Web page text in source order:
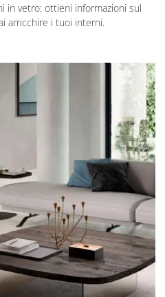
in vetro: ottieni informazioni sul
arricchire i tuoi interni.